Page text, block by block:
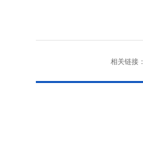
相关链接：